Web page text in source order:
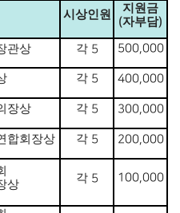
시상인원
지원금
(자부담)
관상 각 5 500,000
각 5 400,000
장상 각 5 300,000
합회장상 각 5 200,000
상
각 5 100,000